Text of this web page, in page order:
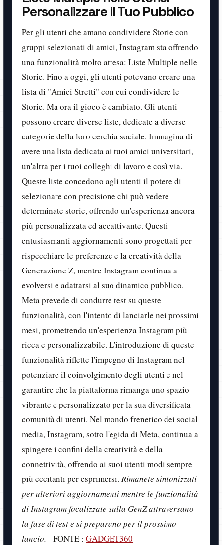
Personalizzare il Tuo Pubblico
Per gli utenti che amano condividere Storie con
gruppi selezionati di amici, Instagram sta offrendo
una funzionalità molto attesa: Liste Multiple nelle
Storie. Fino a oggi, gli utenti potevano creare una
lista di "Amici Stretti" con cui condividere le
Storie. Ma ora il gioco è cambiato. Gli utenti
possono creare diverse liste, dedicate a diverse
categorie della loro cerchia sociale. Immagina di
avere una lista dedicata ai tuoi amici universitari,
un'altra per i tuoi colleghi di lavoro e così via.
Queste liste concedono agli utenti il potere di
selezionare con precisione chi può vedere
determinate storie, offrendo un'esperienza ancora
più personalizzata ed accattivante. Questi
entusiasmanti aggiornamenti sono progettati per
rispecchiare le preferenze e la creatività della
Generazione Z, mentre Instagram continua a
evolversi e adattarsi al suo dinamico pubblico.
Meta prevede di condurre test su queste
funzionalità, con l'intento di lanciarle nei prossimi
mesi, promettendo un'esperienza Instagram più
ricca e personalizzabile. L'introduzione di queste
funzionalità riflette l'impegno di Instagram nel
potenziare il coinvolgimento degli utenti e nel
garantire che la piattaforma rimanga uno spazio
vibrante e personalizzato per la sua diversificata
comunità di utenti. Nel mondo frenetico dei social
media, Instagram, sotto l'egida di Meta, continua a
spingere i confini della creatività e della
connettività, offrendo ai suoi utenti modi sempre
più eccitanti per esprimersi. Rimanete sintonizzati
per ulteriori aggiornamenti mentre le funzionalità
di Instagram focalizzate sulla GenZ attraversano
la fase di test e si preparano per il prossimo
lancio. FONTE : GADGET360